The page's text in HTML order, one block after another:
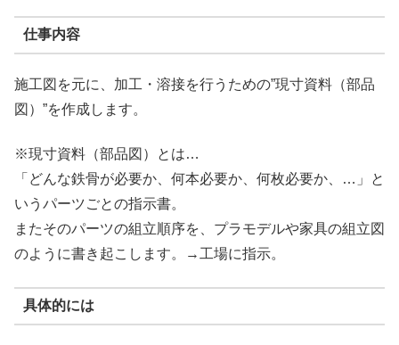
仕事内容
施工図を元に、加工・溶接を行うための”現寸資料（部品
図）”を作成します。
※現寸資料（部品図）とは…
「どんな鉄骨が必要か、何本必要か、何枚必要か、…」と
いうパーツごとの指示書。
またそのパーツの組立順序を、プラモデルや家具の組立図
のように書き起こします。→工場に指示。
具体的には